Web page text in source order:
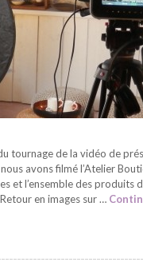
tournage de la vidéo de
avons filmé l’Atelier
et l’ensemble des produits
en images sur …